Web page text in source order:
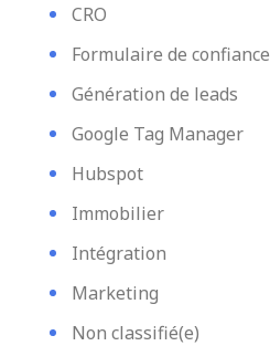
CRO
Formulaire de confiance
Génération de leads
Google Tag Manager
Hubspot
Immobilier
Intégration
Marketing
Non classifié(e)